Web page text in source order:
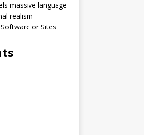
massive language
realism
or Sites